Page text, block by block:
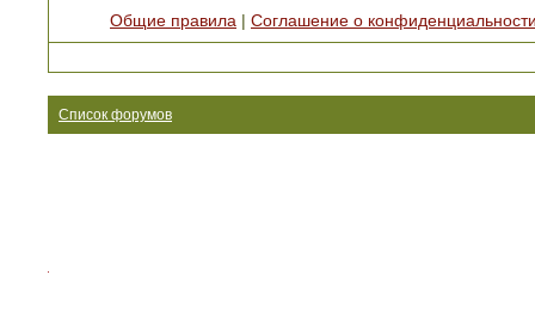
Общие правила
Соглашение о
Список форумов